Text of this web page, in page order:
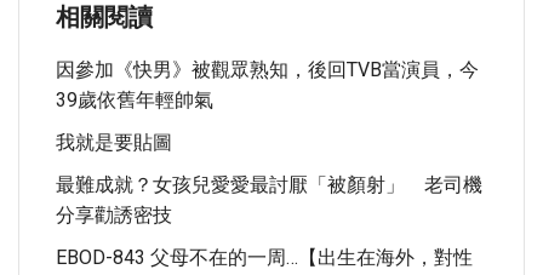
相關閱讀
因參加《快男》被觀眾熟知，後回TVB當演員，今
39歲依舊年輕帥氣
我就是要貼圖
最難成就？女孩兒愛愛最討厭「被顏射」 老司機
分享勸誘密技
EBOD-843 父母不在的一周…【出生在海外，對性